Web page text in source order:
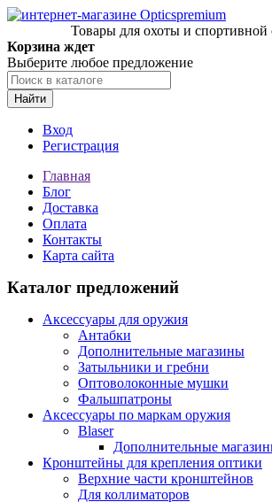
Товары для охоты и спортивной
Корзина ждет
Выберите любое предложение
Найти
Вход
Регистрация
Главная
Блог
Доставка
Оплата
Контакты
Карта сайта
Каталог предложений
Аксессуары для оружия
Антабки
Дополнительные магазины
Затыльники и гребни
Оптоволоконные мушки
Фальшпатроны
Аксессуары по маркам оружия
Blaser
Дополнительные
Кронштейны для крепления оптики
Верхние части кронштейнов
Для коллиматоров